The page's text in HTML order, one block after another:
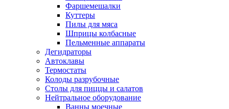
Фаршемешалки
Куттеры
Пилы для мяса
Шприцы колбасные
Пельменные аппараты
Дегидраторы
Автоклавы
Термостаты
Колоды разрубочные
Столы для пиццы и салатов
Нейтральное оборудование
Ванны моечные